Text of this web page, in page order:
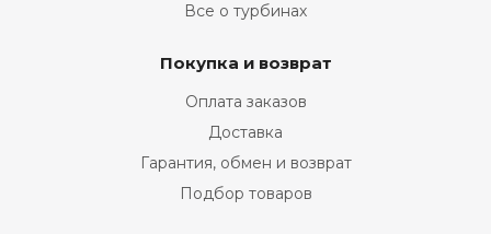
Все о турбинах
Покупка и возврат
Оплата заказов
Доставка
Гарантия, обмен и возврат
Подбор товаров